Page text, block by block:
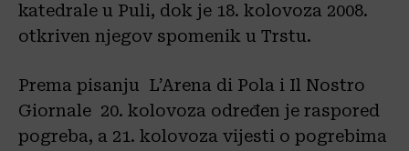
katedrale u Puli, dok je 18. kolovoza 2008.
otkriven njegov spomenik u Trstu.
Prema pisanju L’Arena di Pola i Il Nostro
Giornale 20. kolovoza određen je raspored
pogreba, a 21. kolovoza vijesti o pogrebima